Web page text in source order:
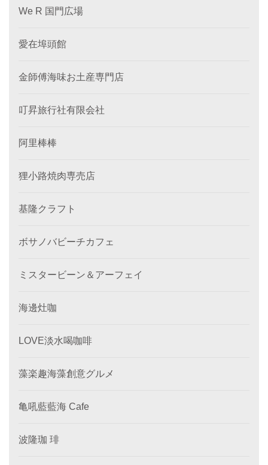
We R 国門広場
愛在埠頭館
金師傅海味お土産専門店
叮昇旅行社有限会社
阿里棒棒
狸小路焼肉専売店
基隆クラフト
ボサノバビーチカフェ
ミスタービーン＆アーフェイ
海邊灶咖
LOVE淡水喝咖啡
藻楽趣海藻創意グルメ
亀吼藍藍海 Cafe
波隆珈 琲